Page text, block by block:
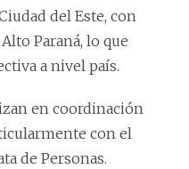
del Este, con
Paraná, lo que
a nivel país.
en coordinación
con el
de Personas.